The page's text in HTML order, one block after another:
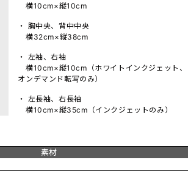
横10cm×縦10cm
・ 胸中央、背中中央
横32cm×縦38cm
・ 左袖、右袖
横10cm×縦10cm（ホワイトインクジェット、
オンデマンド転写のみ）
・ 左長袖、右長袖
横10cm×縦35cm（インクジェットのみ）
素材